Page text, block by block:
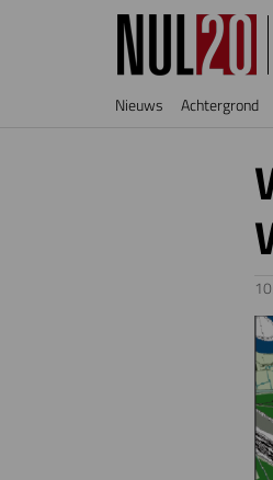
Overslaan en naar de inhoud gaan
Nieuws Achtergrond